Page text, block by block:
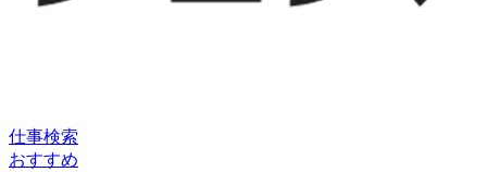
仕事検索
おすすめ